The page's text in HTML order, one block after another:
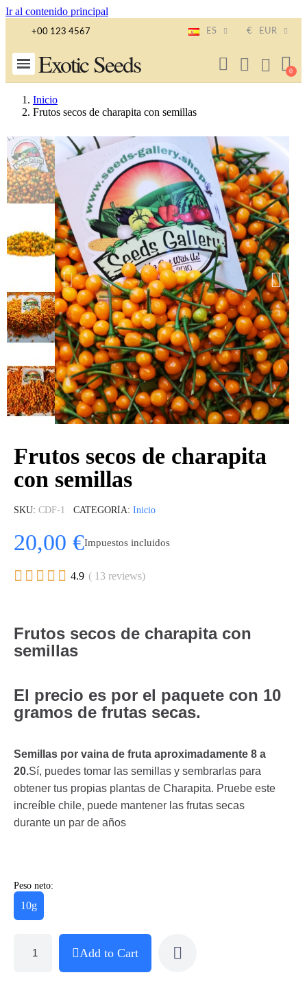
Ir al contenido principal
+00 123 4567 ES € EUR
Exotic Seeds
Inicio
Frutos secos de charapita con semillas
Frutos secos de charapita
con semillas
SKU CDF-1 CATEGORÍA Inicio
20,00 €Impuestos incluidos
     4.9 ( 13 reviews)
Frutos secos de charapita con
semillas
El precio es por el paquete con 10
gramos de frutas secas.
Semillas por vaina de fruta aproximadamente 8 a
20.Sí, puedes tomar las semillas y sembrarlas para
obtener tus propias plantas de Charapita. Pruebe este
increíble chile, puede mantener las frutas secas
durante un par de años
Peso neto:
10g
Add to Cart